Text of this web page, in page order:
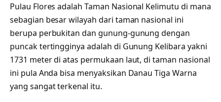
Pulau Flores adalah Taman Nasional Kelimutu di mana
sebagian besar wilayah dari taman nasional ini
berupa perbukitan dan gunung-gunung dengan
puncak tertingginya adalah di Gunung Kelibara yakni
1731 meter di atas permukaan laut, di taman nasional
ini pula Anda bisa menyaksikan Danau Tiga Warna
yang sangat terkenal itu.